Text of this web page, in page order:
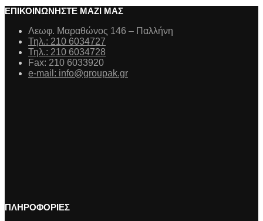
ΕΠΙΚΟΙΝΩΝΗΣΤΕ ΜΑΖΙ ΜΑΣ
Λεωφ. Μαραθώνος 146 – Παλλήνη
Τηλ.: 210 6034727
Τηλ.: 210 6034728
Fax: 210 6033920
e-mail: info@groupak.gr
ΠΛΗΡΟΦΟΡΙΕΣ